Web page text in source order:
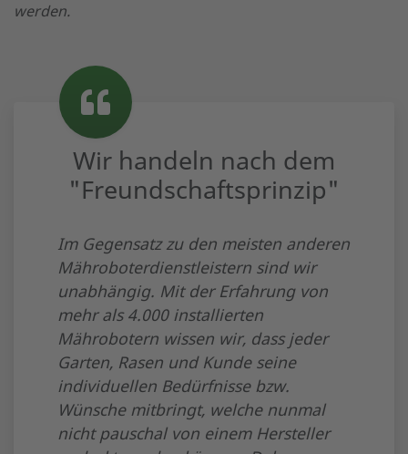
werden.
Wir handeln nach dem
"Freundschaftsprinzip"
Im Gegensatz zu den meisten anderen
Mähroboterdienstleistern sind wir
unabhängig. Mit der Erfahrung von
mehr als 4.000 installierten
Mährobotern wissen wir, dass jeder
Garten, Rasen und Kunde seine
individuellen Bedürfnisse bzw.
Wünsche mitbringt, welche nunmal
nicht pauschal von einem Hersteller